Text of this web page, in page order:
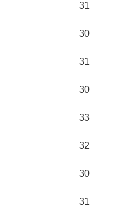
31
30
31
30
33
32
30
31